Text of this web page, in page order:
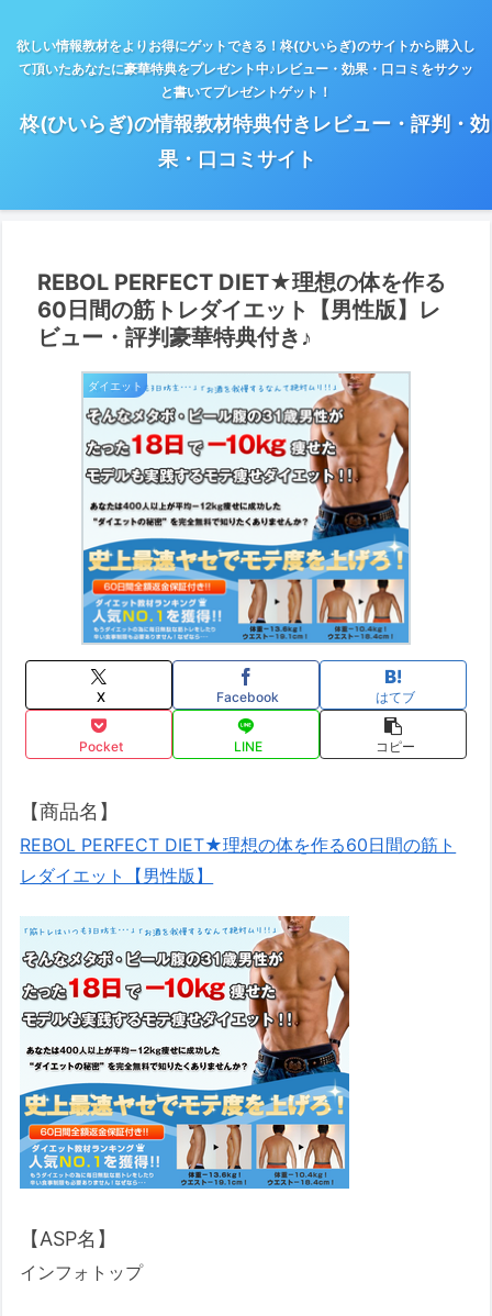
欲しい情報教材をよりお得にゲットできる！柊(ひいらぎ)のサイトから購入し
て頂いたあなたに豪華特典をプレゼント中♪レビュー・効果・口コミをサクッ
と書いてプレゼントゲット！
柊(ひいらぎ)の情報教材特典付きレビュー・評判・効
果・口コミサイト
REBOL PERFECT DIET★理想の体を作る
60日間の筋トレダイエット【男性版】レ
ビュー・評判豪華特典付き♪
ダイエット
X Facebook はてブ
Pocket LINE コピー
【商品名】
REBOL PERFECT DIET★理想の体を作る60日間の筋ト
レダイエット【男性版】
【ASP名】
インフォトップ